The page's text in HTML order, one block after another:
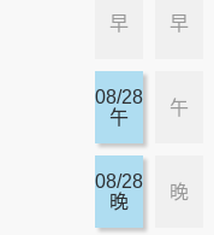
早 早
08/28
午
午
08/28
晚
晚